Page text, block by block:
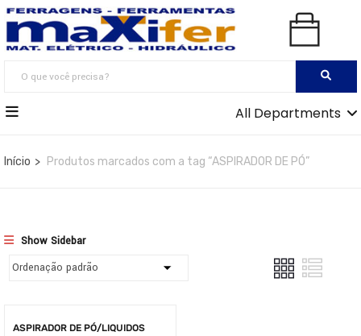
All Departments
Início Produtos marcados com a tag “ASPIRADOR DE PÓ”
Show Sidebar
ASPIRADOR DE PÓ/LIQUIDOS